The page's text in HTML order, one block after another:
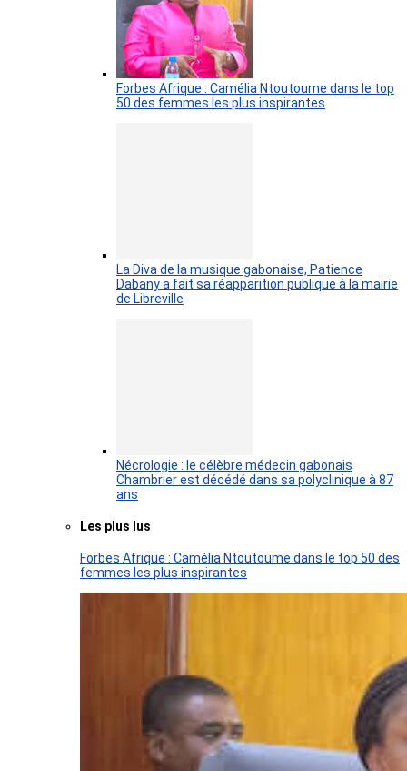
Forbes Afrique : Camélia Ntoutoume dans le top
50 des femmes les plus inspirantes
La Diva de la musique gabonaise, Patience
Dabany a fait sa réapparition publique à la mairie
de Libreville
Nécrologie : le célèbre médecin gabonais
Chambrier est décédé dans sa polyclinique à 87
ans
Les plus lus
Forbes Afrique : Camélia Ntoutoume dans le top 50 des
femmes les plus inspirantes